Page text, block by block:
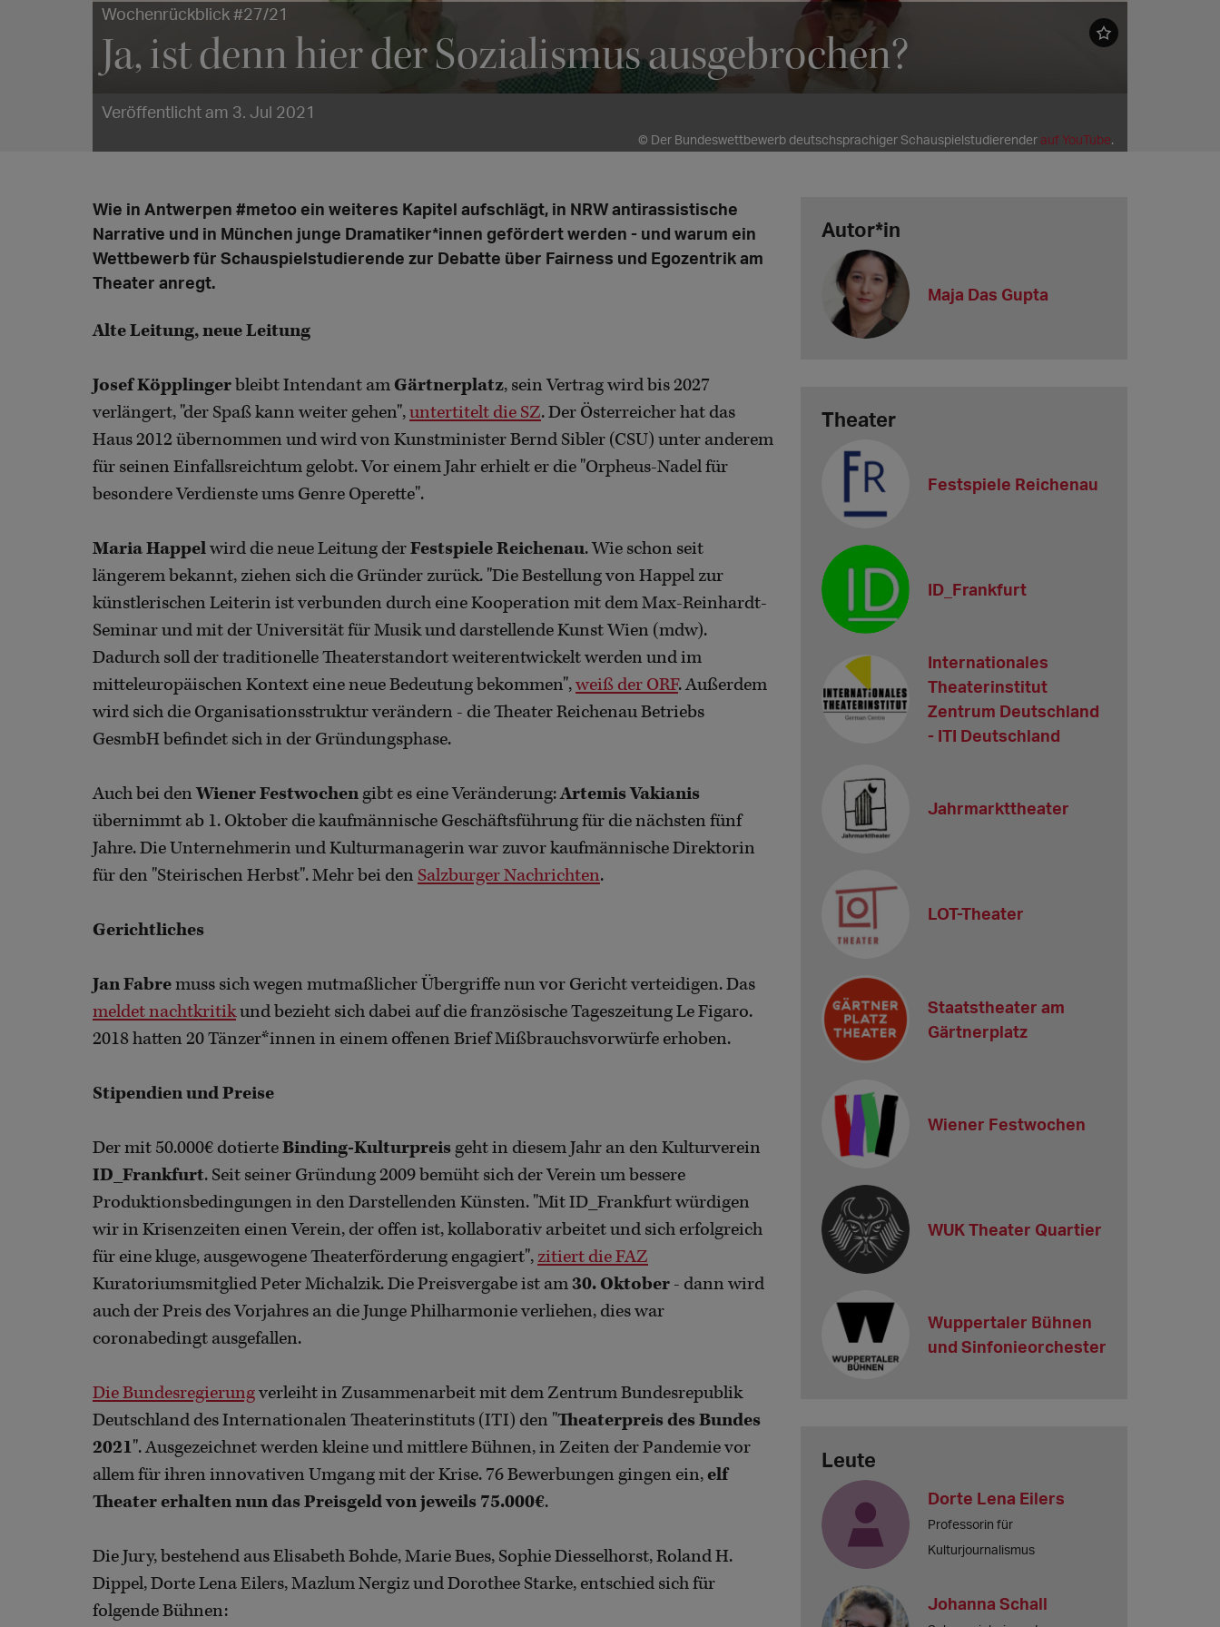
Wochenrückblick #27/21
Ja, ist denn hier der Sozialismus ausgebrochen?
Veröffentlicht am 3. Jul 2021
© Der Bundeswettbewerb deutschsprachiger Schauspielstudierender auf YouTube.
Wie in Antwerpen #metoo ein weiteres Kapitel aufschlägt, in NRW antirassistische
Narrative und in München junge Dramatiker*innen gefördert werden - und warum ein
Wettbewerb für Schauspielstudierende zur Debatte über Fairness und Egozentrik am
Theater anregt.
Alte Leitung, neue Leitung
Josef Köpplingerbleibt Intendant am Gärtnerplatz, sein Vertrag wird bis 2027
verlängert, "der Spaß kann weiter gehen",untertitelt die SZ. Der Österreicher hat das
Haus 2012 übernommen und wird von Kunstminister Bernd Sibler (CSU) unter anderem
für seinen Einfallsreichtum gelobt. Vor einem Jahr erhielt er die "Orpheus-Nadel für
besondere Verdienste ums Genre Operette".
Maria Happelwird die neue Leitung derFestspiele Reichenau. Wie schon seit
längerem bekannt, ziehen sich die Gründer zurück. "Die Bestellung von Happel zur
künstlerischen Leiterin ist verbunden durch eine Kooperation mit dem Max-Reinhardt-
Seminar und mit der Universität für Musik und darstellende Kunst Wien (mdw).
Dadurch soll der traditionelle Theaterstandort weiterentwickelt werden und im
mitteleuropäischen Kontext eine neue Bedeutung bekommen",weiß der ORF. Außerdem
wird sich die Organisationsstruktur verändern - die Theater Reichenau Betriebs
GesmbH befindet sich in der Gründungsphase.
Auch bei denWiener Festwochen gibt es eine Veränderung:Artemis Vakianis
übernimmt ab 1. Oktober die kaufmännische Geschäftsführung für die nächsten fünf
Jahre. Die Unternehmerin und Kulturmanagerin war zuvor kaufmännische Direktorin
für den "Steirischen Herbst". Mehr bei den Salzburger Nachrichten.
Gerichtliches
Jan Fabremuss sich wegen mutmaßlicher Übergriffe nun vor Gericht verteidigen. Das
meldet nachtkritikund bezieht sich dabei auf die französische Tageszeitung Le Figaro.
2018 hatten 20 Tänzer*innen in einem offenen Brief Mißbrauchsvorwürfe erhoben.
Stipendien und Preise
Der mit 50.000€ dotierteBinding-Kulturpreis geht in diesem Jahr an den Kulturverein
ID_Frankfurt. Seit seiner Gründung 2009 bemüht sich der Verein um bessere
Produktionsbedingungen in den Darstellenden Künsten. "Mit ID_Frankfurt würdigen
wir in Krisenzeiten einen Verein, der offen ist, kollaborativ arbeitet und sich erfolgreich
für eine kluge, ausgewogene Theaterförderung engagiert", zitiert die FAZ
Kuratoriumsmitglied Peter Michalzik. Die Preisvergabe ist am30. Oktober - dann wird
auch der Preis des Vorjahres an die Junge Philharmonie verliehen, dies war
coronabedingt ausgefallen.
Die Bundesregierungverleiht in Zusammenarbeit mit dem Zentrum Bundesrepublik
Deutschland des Internationalen Theaterinstituts (ITI) den "Theaterpreis des Bundes
2021". Ausgezeichnet werden kleine und mittlere Bühnen, in Zeiten der Pandemie vor
allem für ihren innovativen Umgang mit der Krise. 76 Bewerbungen gingen ein,elf
Theater erhalten nun das Preisgeld von jeweils 75.000€.
Die Jury, bestehend aus Elisabeth Bohde, Marie Bues, Sophie Diesselhorst, Roland H.
Dippel, Dorte Lena Eilers, Mazlum Nergiz und Dorothee Starke, entschied sich für
folgende Bühnen:
Autor*in
Maja Das Gupta
Theater
Festspiele Reichenau
ID_Frankfurt
Internationales
Theaterinstitut
Zentrum Deutschland
- ITI Deutschland
Jahrmarkttheater
LOT-Theater
Staatstheater am
Gärtnerplatz
Wiener Festwochen
WUK Theater Quartier
Wuppertaler Bühnen
und Sinfonieorchester
Leute
Dorte Lena Eilers
Professorin für
Kulturjournalismus
Johanna Schall